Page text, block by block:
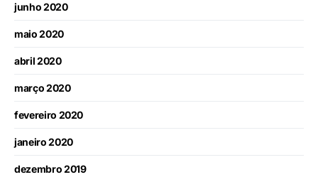
junho 2020
maio 2020
abril 2020
março 2020
fevereiro 2020
janeiro 2020
dezembro 2019